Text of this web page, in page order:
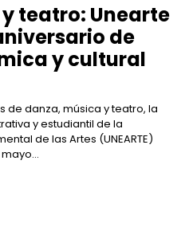
teatro: Unearte
de
y cultural
de danza, música y teatro, la
y estudiantil de la
de las Artes (UNEARTE)